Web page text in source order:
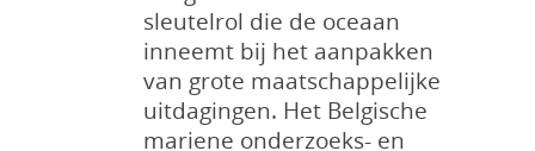
sleutelrol die de oceaan
inneemt bij het aanpakken
van grote maatschappelijke
uitdagingen. Het Belgische
mariene onderzoeks- en